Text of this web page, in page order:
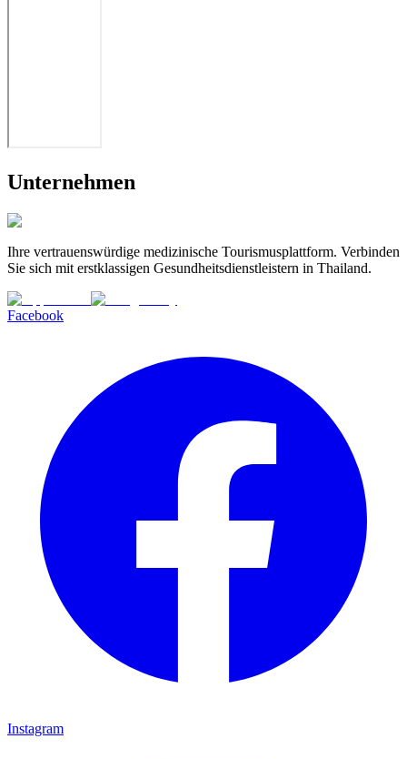
Unternehmen
Ihre vertrauenswürdige medizinische Tourismusplattform. Verbinden
Sie sich mit erstklassigen Gesundheitsdienstleistern in Thailand.
Facebook
Instagram